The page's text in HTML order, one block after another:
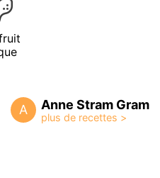
A Anne Stram Gram